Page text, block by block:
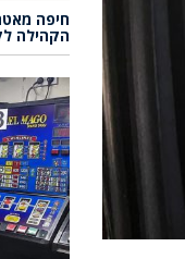
חיפה
הקהילה